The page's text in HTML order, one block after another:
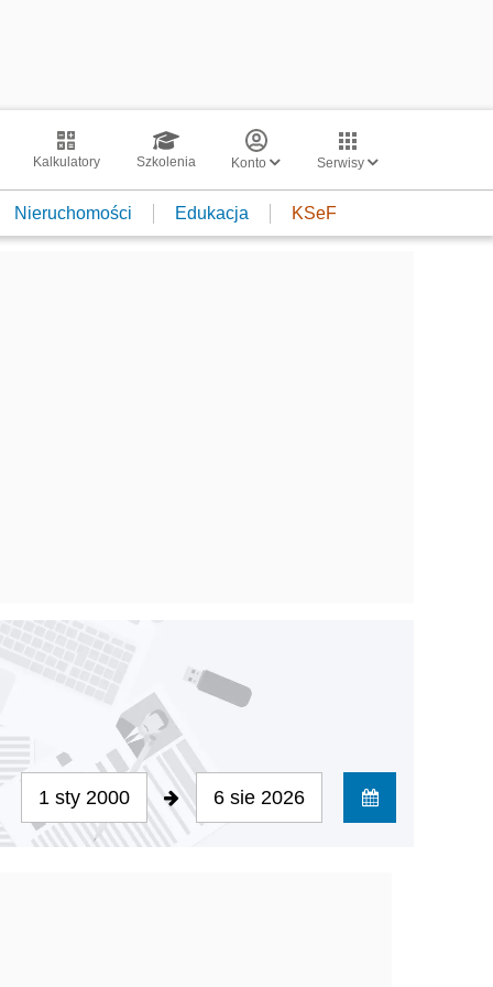
Kalkulatory Szkolenia Konto Serwisy
Nieruchomości Edukacja KSeF
1 sty 2000 6 sie 2026